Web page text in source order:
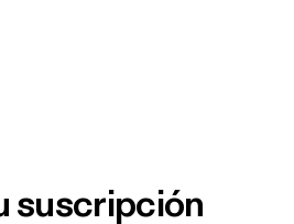
suscripción